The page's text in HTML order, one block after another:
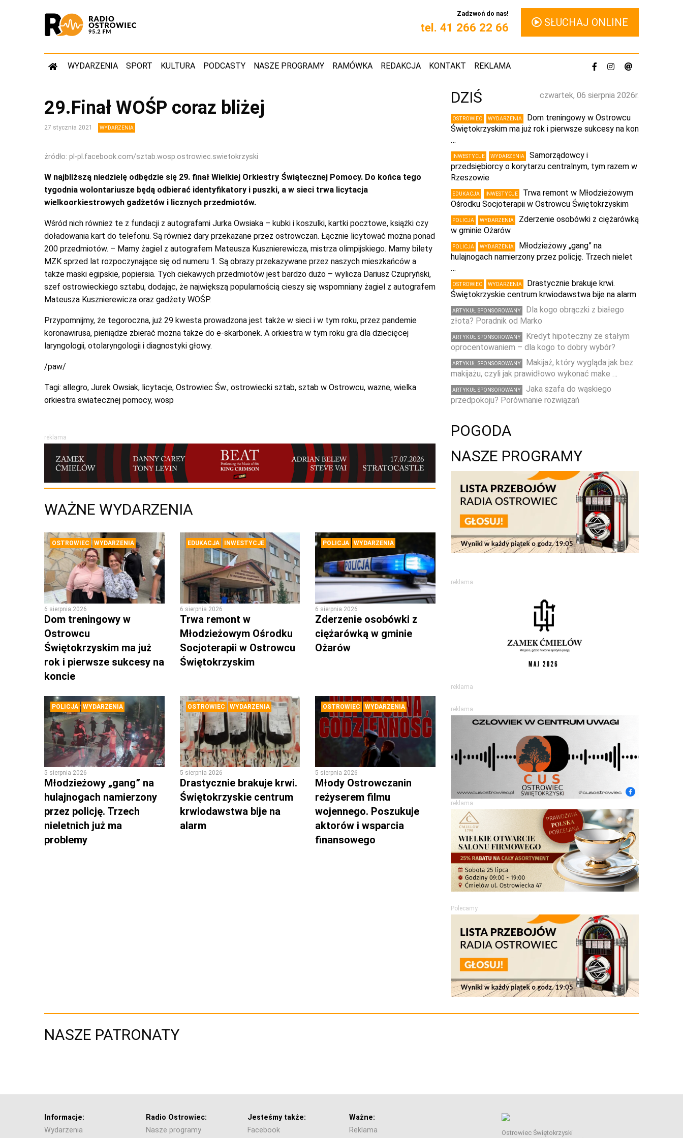
Zadzwoń do nas!
tel. 41 266 22 66 SŁUCHAJ ONLINE
WYDARZENIA SPORT KULTURA PODCASTY NASZE PROGRAMY RAMÓWKA REDAKCJA KONTAKT REKLAMA
29.Finał WOŚP coraz bliżej
27 stycznia 2021 WYDARZENIA
żródło: pl-pl.facebook.com/sztab.wosp.ostrowiec.swietokrzyski
W najbliższą niedzielę odbędzie się 29. finał Wielkiej Orkiestry Świątecznej Pomocy. Do końca tego
tygodnia wolontariusze będą odbierać identyfikatory i puszki, a w sieci trwa licytacja
wielkoorkiestrowych gadżetów i licznych przedmiotów.
Wśród nich również te z fundacji z autografami Jurka Owsiaka – kubki i koszulki, kartki pocztowe, książki czy
doładowania kart do telefonu. Są również dary przekazane przez ostrowczan. Łącznie licytować można ponad
200 przedmiotów. – Mamy żagiel z autografem Mateusza Kusznierewicza, mistrza olimpijskiego. Mamy bilety
MZK sprzed lat rozpoczynające się od numeru 1. Są obrazy przekazywane przez naszych mieszkańców a
także maski egipskie, popiersia. Tych ciekawych przedmiotów jest bardzo dużo – wylicza Dariusz Czupryński,
szef ostrowieckiego sztabu, dodając, że największą popularnością cieszy się wspomniany żagiel z autografem
Mateusza Kusznierewicza oraz gadżety WOŚP.
Przypomnijmy, że tegoroczna, już 29 kwesta prowadzona jest także w sieci i w tym roku, przez pandemie
koronawirusa, pieniądze zbierać można także do e-skarbonek. A orkiestra w tym roku gra dla dziecięcej
laryngologii, otolaryngologii i diagnostyki głowy.
/paw/
Tagi: allegro, Jurek Owsiak, licytacje, Ostrowiec Św., ostrowiecki sztab, sztab w Ostrowcu, wazne, wielka
orkiestra swiatecznej pomocy, wosp
reklama
WAŻNE WYDARZENIA
OSTROWIEC WYDARZENIA
6 sierpnia 2026
Dom treningowy w
Ostrowcu
Świętokrzyskim ma już
rok i pierwsze sukcesy na
koncie
EDUKACJA INWESTYCJE
6 sierpnia 2026
Trwa remont w
Młodzieżowym Ośrodku
Socjoterapii w Ostrowcu
Świętokrzyskim
POLICJA WYDARZENIA
6 sierpnia 2026
Zderzenie osobówki z
ciężarówką w gminie
Ożarów
POLICJA WYDARZENIA
5 sierpnia 2026
Młodzieżowy „gang” na
hulajnogach namierzony
przez policję. Trzech
nieletnich już ma
problemy
OSTROWIEC WYDARZENIA
5 sierpnia 2026
Drastycznie brakuje krwi.
Świętokrzyskie centrum
krwiodawstwa bije na
alarm
OSTROWIEC WYDARZENIA
5 sierpnia 2026
Młody Ostrowczanin
reżyserem filmu
wojennego. Poszukuje
aktorów i wsparcia
finansowego
czwartek, 06 sierpnia 2026r.
DZIŚ
OSTROWIEC WYDARZENIA
Dom treningowy w Ostrowcu
Świętokrzyskim ma już rok i pierwsze sukcesy na kon
…
INWESTYCJE WYDARZENIA
Samorządowcy i
przedsiębiorcy o korytarzu centralnym, tym razem w
Rzeszowie
EDUKACJA INWESTYCJE
Trwa remont w Młodzieżowym
Ośrodku Socjoterapii w Ostrowcu Świętokrzyskim
POLICJA WYDARZENIA
Zderzenie osobówki z ciężarówką
w gminie Ożarów
POLICJA WYDARZENIA
Młodzieżowy „gang” na
hulajnogach namierzony przez policję. Trzech nielet
…
OSTROWIEC WYDARZENIA
Drastycznie brakuje krwi.
Świętokrzyskie centrum krwiodawstwa bije na alarm
ARTYKUŁ SPONSOROWANY
Dla kogo obrączki z białego
złota? Poradnik od Marko
ARTYKUŁ SPONSOROWANY
Kredyt hipoteczny ze stałym
oprocentowaniem – dla kogo to dobry wybór?
ARTYKUŁ SPONSOROWANY
Makijaż, który wygląda jak bez
makijażu, czyli jak prawidłowo wykonać make …
ARTYKUŁ SPONSOROWANY
Jaka szafa do wąskiego
przedpokoju? Porównanie rozwiązań
POGODA
NASZE PROGRAMY
reklama
reklama
reklama
reklama
Polecamy
NASZE PATRONATY
Informacje:
Wydarzenia
Radio Ostrowiec:
Nasze programy
Jesteśmy także:
Facebook
Ważne:
Reklama
Ostrowiec Świętokrzyski